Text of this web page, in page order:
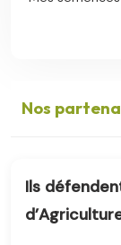
Nos
Ils